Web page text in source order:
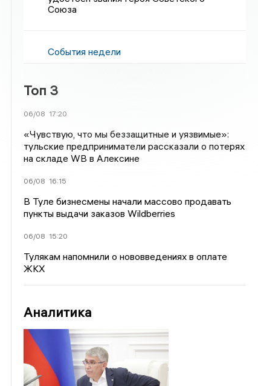
Союза
События недели
Топ 3
06/08 17:20
«Чувствую, что мы беззащитные и уязвимые»:
тульские предприниматели рассказали о потерях
на складе WB в Алексине
06/08 16:15
В Туле бизнесмены начали массово продавать
пункты выдачи заказов Wildberries
06/08 15:20
Тулякам напомнили о нововведениях в оплате
ЖКХ
Аналитика